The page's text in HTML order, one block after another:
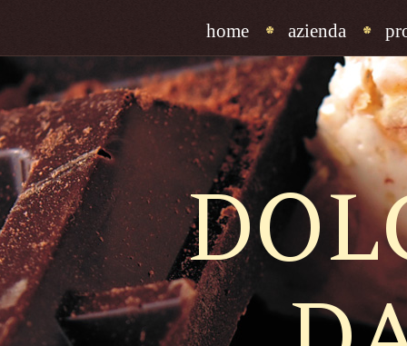
home azienda